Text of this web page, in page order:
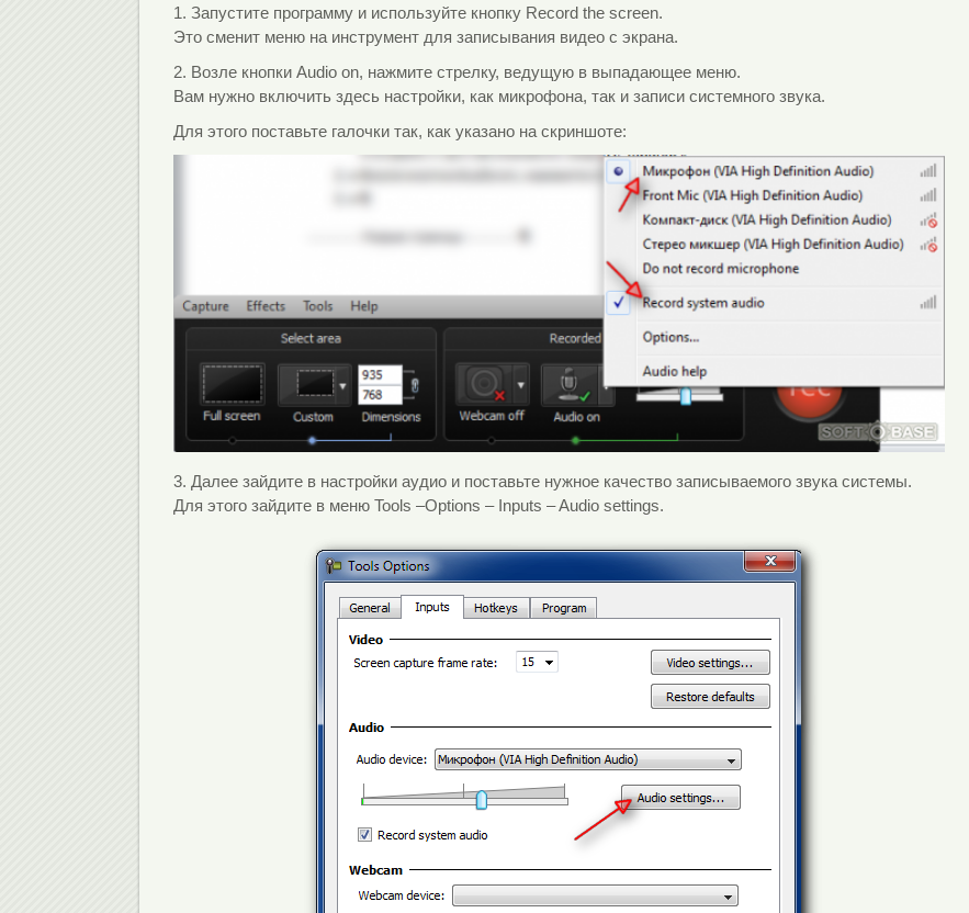
1. Запустите программу и используйте кнопку Record the screen.
Это сменит меню на инструмент для записывания видео с экрана.
2. Возле кнопки Audio on, нажмите стрелку, ведущую в выпадающее меню.
Вам нужно включить здесь настройки, как микрофона, так и записи системного звука.
Для этого поставьте галочки так, как указано на скриншоте:
3. Далее зайдите в настройки аудио и поставьте нужное качество записываемого звука системы.
Для этого зайдите в меню Tools –Options – Inputs – Audio settings.